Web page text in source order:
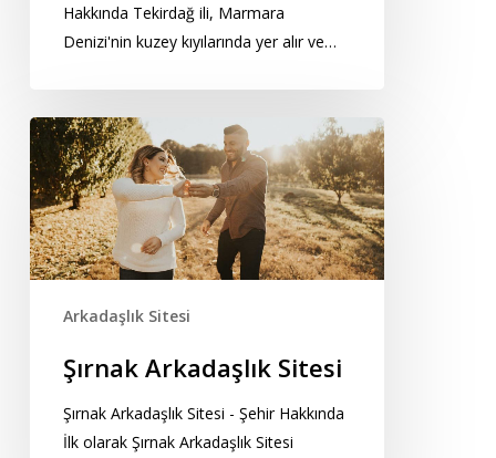
Hakkında Tekirdağ ili, Marmara
Denizi'nin kuzey kıyılarında yer alır ve…
Şırnak
Arkadaşlık
Sitesi
Arkadaşlık Sitesi
Şırnak Arkadaşlık Sitesi
Şırnak Arkadaşlık Sitesi - Şehir Hakkında
İlk olarak Şırnak Arkadaşlık Sitesi